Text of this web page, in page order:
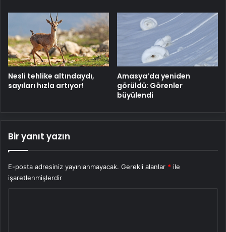
Nesli tehlike altındaydı,
sayıları hızla artıyor!
Amasya’da yeniden
görüldü: Görenler
büyülendi
Bir yanıt yazın
E-posta adresiniz yayınlanmayacak. Gerekli alanlar * ile
işaretlenmişlerdir